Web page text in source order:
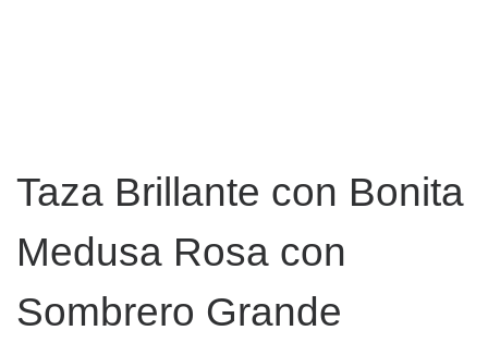
Taza Brillante con Bonita
Medusa Rosa con
Sombrero Grande